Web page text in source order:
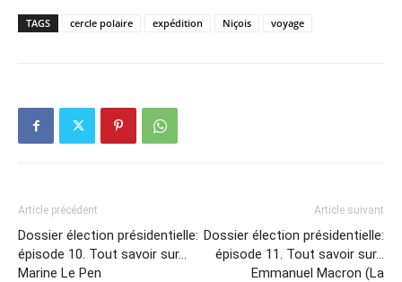
TAGS cercle polaire expédition Niçois voyage
Article précédent
Dossier élection présidentielle:
épisode 10. Tout savoir sur…
Marine Le Pen
Article suivant
Dossier élection présidentielle:
épisode 11. Tout savoir sur…
Emmanuel Macron (La